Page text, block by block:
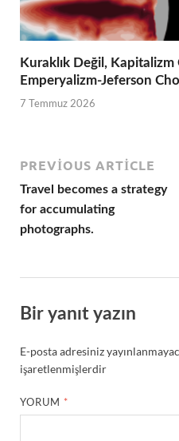
Kuraklık Değil,
Emperyalizm-Jeferson
7 Temmuz 2026
PREVIOUS ARTICLE
Travel becomes a strategy
for accumulating
photographs.
Bir yanıt yazın
E-posta adresiniz
işaretlenmişlerdir
YORUM *